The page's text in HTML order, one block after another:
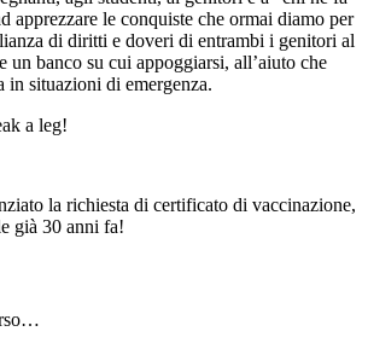
apprezzare le conquiste che ormai diamo per
di diritti e doveri di entrambi i genitori al
un banco su cui appoggiarsi, all’aiuto che
in situazioni di emergenza.
a leg!
la richiesta di certificato di vaccinazione,
già 30 anni fa!